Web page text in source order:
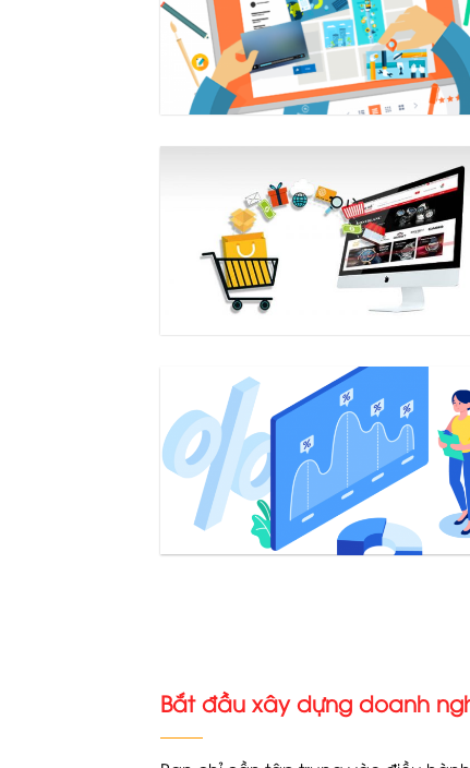
Bắt đầu xây dựng doanh